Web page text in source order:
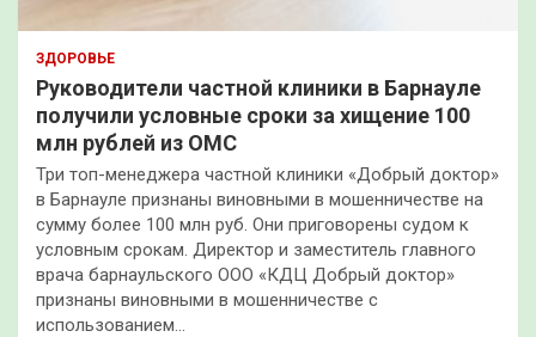
ЗДОРОВЬЕ
Руководители частной клиники в Барнауле
получили условные сроки за хищение 100
млн рублей из ОМС
Три топ-менеджера частной клиники «Добрый доктор»
в Барнауле признаны виновными в мошенничестве на
сумму более 100 млн руб. Они приговорены судом к
условным срокам. Директор и заместитель главного
врача барнаульского ООО «КДЦ Добрый доктор»
признаны виновными в мошенничестве с
использованием…